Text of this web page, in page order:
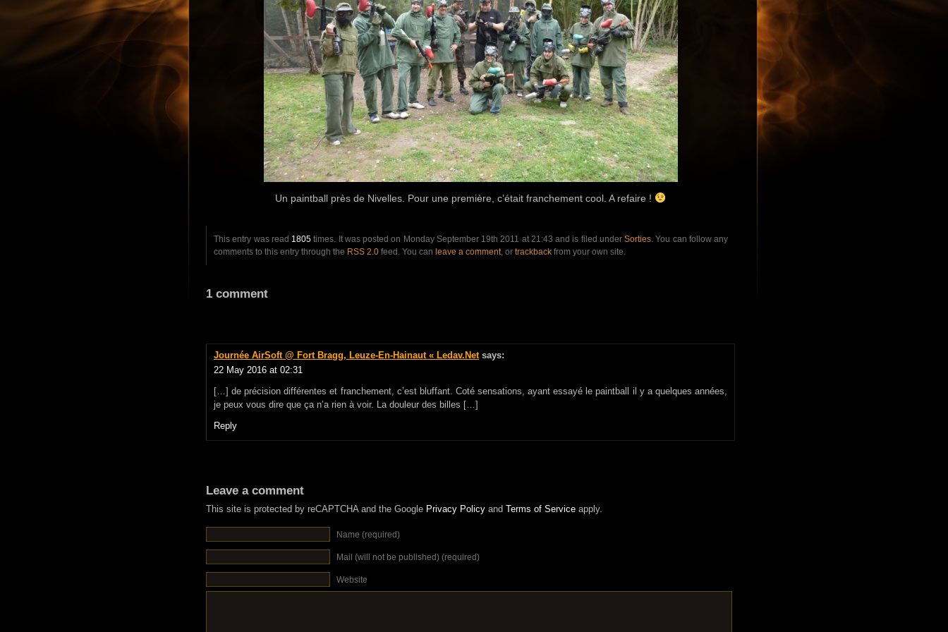
Un paintball près de Nivelles. Pour une première, c’était franchement cool. A refaire !
This entry was read 1805 times. It was posted on Monday September 19th 2011 at 21:43 and is filed under Sorties . You can follow any
comments to this entry through the RSS 2.0 feed. You can leave a comment , or trackback from your own site.
1 comment
Journée AirSoft @ Fort Bragg, Leuze-En-Hainaut « Ledav.net says:
22 May 2016 at 02:31
[…] de précision différentes et franchement, c’est bluffant. Coté sensations, ayant essayé le paintball il y a quelques années,
je peux vous dire que ça n’a rien à voir. La douleur des billes […]
Reply
Leave a comment
This site is protected by reCAPTCHA and the Google Privacy Policy and Terms of Service apply.
Name (required)
Mail (will not be published) (required)
Website